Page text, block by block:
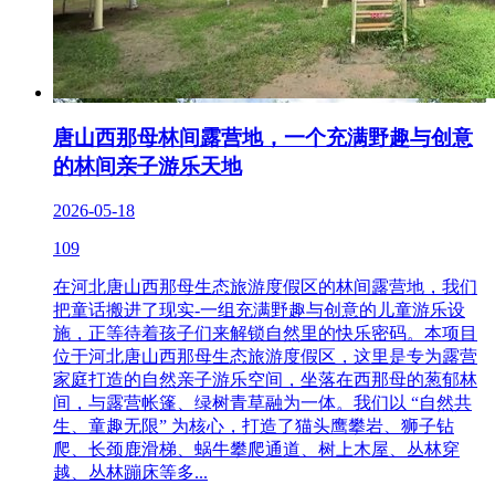
唐山西那母林间露营地，一个充满野趣与创意
的林间亲子游乐天地
2026-05-18
109
在河北唐山西那母生态旅游度假区的林间露营地，我们
把童话搬进了现实-一组充满野趣与创意的儿童游乐设
施，正等待着孩子们来解锁自然里的快乐密码。本项目
位于河北唐山西那母生态旅游度假区，这里是专为露营
家庭打造的自然亲子游乐空间，坐落在西那母的葱郁林
间，与露营帐篷、绿树青草融为一体。我们以 “自然共
生、童趣无限” 为核心，打造了猫头鹰攀岩、狮子钻
爬、长颈鹿滑梯、蜗牛攀爬通道、树上木屋、丛林穿
越、丛林蹦床等多...